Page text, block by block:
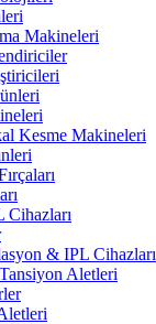
Makineleri
Kesme Makineleri
& IPL Cihazları
Aletleri